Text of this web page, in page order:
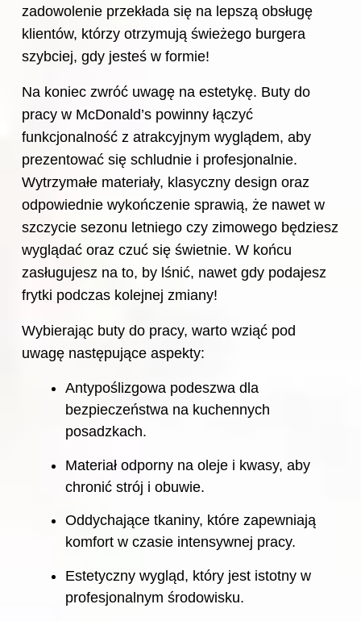
zadowolenie przekłada się na lepszą obsługę
klientów, którzy otrzymują świeżego burgera
szybciej, gdy jesteś w formie!
Na koniec zwróć uwagę na estetykę. Buty do
pracy w McDonald’s powinny łączyć
funkcjonalność z atrakcyjnym wyglądem, aby
prezentować się schludnie i profesjonalnie.
Wytrzymałe materiały, klasyczny design oraz
odpowiednie wykończenie sprawią, że nawet w
szczycie sezonu letniego czy zimowego będziesz
wyglądać oraz czuć się świetnie. W końcu
zasługujesz na to, by lśnić, nawet gdy podajesz
frytki podczas kolejnej zmiany!
Wybierając buty do pracy, warto wziąć pod
uwagę następujące aspekty:
Antypoślizgowa podeszwa dla
bezpieczeństwa na kuchennych
posadzkach.
Materiał odporny na oleje i kwasy, aby
chronić strój i obuwie.
Oddychające tkaniny, które zapewniają
komfort w czasie intensywnej pracy.
Estetyczny wygląd, który jest istotny w
profesjonalnym środowisku.